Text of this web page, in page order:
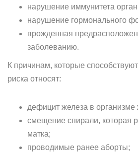
нарушение иммунитета
нарушение гормонального
врожденная
заболеванию.
К причинам, которые
риска относят:
дефицит железа в
смещение спирали, которая
матка;
проводимые ранее аборты;